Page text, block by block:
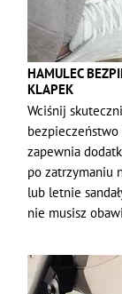
HAMULEC
KLAPEK
Wciśnij
bezpieczeństwo
zapewnia
po zatrzymaniu
lub letnie
nie musisz